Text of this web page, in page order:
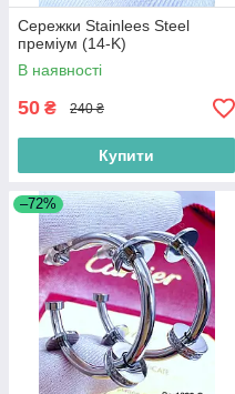
Сережки Stainlees Steel
преміум (14-K)
В наявності
50 ₴ 240 ₴
Купити
–72%